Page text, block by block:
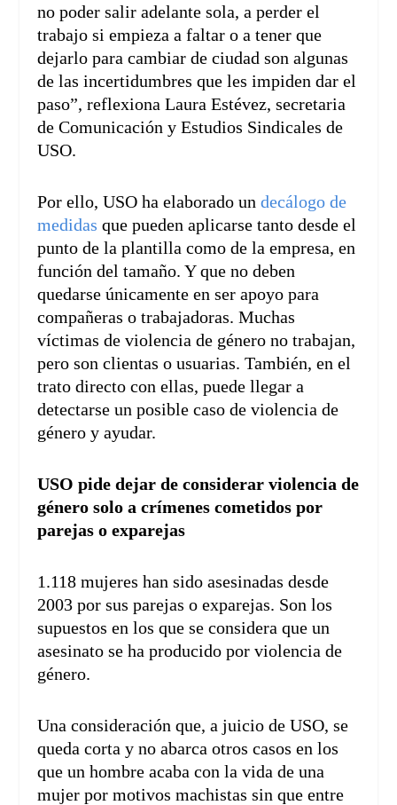
no poder salir adelante sola, a perder el
trabajo si empieza a faltar o a tener que
dejarlo para cambiar de ciudad son algunas
de las incertidumbres que les impiden dar el
paso”, reflexiona Laura Estévez, secretaria
de Comunicación y Estudios Sindicales de
USO.
Por ello, USO ha elaborado undecálogo de
medidas que pueden aplicarse tanto desde el
punto de la plantilla como de la empresa, en
función del tamaño. Y que no deben
quedarse únicamente en ser apoyo para
compañeras o trabajadoras. Muchas
víctimas de violencia de género no trabajan,
pero son clientas o usuarias. También, en el
trato directo con ellas, puede llegar a
detectarse un posible caso de violencia de
género y ayudar.
USO pide dejar de considerar violencia de
género solo a crímenes cometidos por
parejas o exparejas
1.118 mujeres han sido asesinadas desde
2003 por sus parejas o exparejas. Son los
supuestos en los que se considera que un
asesinato se ha producido por violencia de
género.
Una consideración que, a juicio de USO, se
queda corta y no abarca otros casos en los
que un hombre acaba con la vida de una
mujer por motivos machistas sin que entre